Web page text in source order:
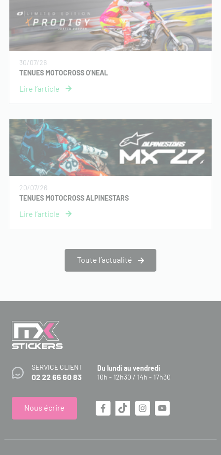
30/07/26
TENUES MOTOCROSS O'NEAL
20/07/26
TENUES MOTOCROSS ALPINESTARS
Toute l’actualité
SERVICE CLIENT
02 22 66 60 83
Du lundi au vendredi
10h - 12h30 / 14h - 17h30
Nous écrire